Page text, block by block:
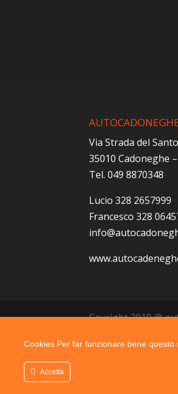
Via Strada del
35010 Cadoneghe
Tel. 049 8870348
Lucio 328 2657999
Francesco 328
Coyright 2019 @
Cookies Per far funzionare bene
Accetta